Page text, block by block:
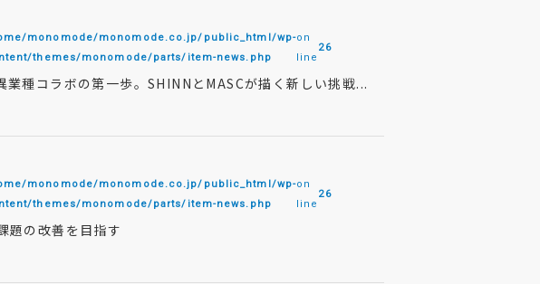
monomode/monomode.co.jp/public_html/wp-
themes/monomode/parts/item-news.php
on
line
26
種コラボの第一歩。SHINNとMASCが描く新しい挑戦...
monomode/monomode.co.jp/public_html/wp-
themes/monomode/parts/item-news.php
on
line
26
題の改善を目指す